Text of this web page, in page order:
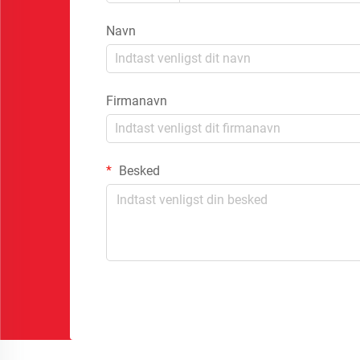
Navn
Firmanavn
Besked